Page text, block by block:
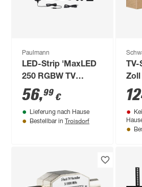
Paulmann
LED-Strip 'MaxLED
250 RGBW TV
Comfort Basisset'
55 Zoll 20,5 W silber
56,99 €
Lieferung nach Hause
Bestellbar in Troisdorf
Zoll